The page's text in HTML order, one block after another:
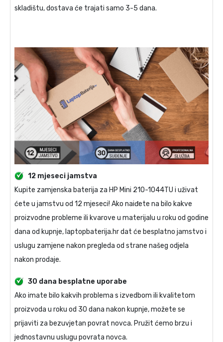
skladištu, dostava će trajati samo 3-5 dana.
12 mjeseci jamstva
Kupite zamjenska baterija za HP Mini 210-1044TU i uživat
ćete u jamstvu od 12 mjeseci! Ako naiđete na bilo kakve
proizvodne probleme ili kvarove u materijalu u roku od godine
dana od kupnje, laptopbaterija.hr dat će besplatno jamstvo i
uslugu zamjene nakon pregleda od strane našeg odjela
nakon prodaje.
30 dana besplatne uporabe
Ako imate bilo kakvih problema s izvedbom ili kvalitetom
proizvoda u roku od 30 dana nakon kupnje, možete se
prijaviti za bezuvjetan povrat novca. Pružit ćemo brzu i
jednostavnu uslugu povrata novca.